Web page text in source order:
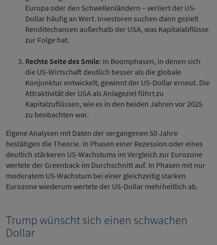
Europa oder den Schwellenländern – verliert der US-
Dollar häufig an Wert. Investoren suchen dann gezielt
Renditechancen außerhalb der USA, was Kapitalabflüsse
zur Folge hat.
Rechte Seite des Smile: In Boomphasen, in denen sich
die US-Wirtschaft deutlich besser als die globale
Konjunktur entwickelt, gewinnt der US-Dollar erneut. Die
Attraktivität der USA als Anlageziel führt zu
Kapitalzuflüssen, wie es in den beiden Jahren vor 2025
zu beobachten war.
Eigene Analysen mit Daten der vergangenen 50 Jahre
bestätigen die Theorie. In Phasen einer Rezession oder eines
deutlich stärkeren US-Wachstums im Vergleich zur Eurozone
wertete der Greenback im Durchschnitt auf. In Phasen mit nur
moderatem US-Wachstum bei einer gleichzeitig starken
Eurozone wiederum wertete der US-Dollar mehrheitlich ab.
Trump wünscht sich einen schwachen
Dollar